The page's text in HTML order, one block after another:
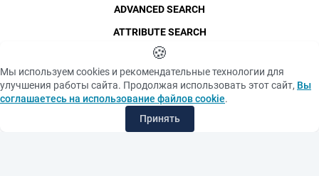
SPbPU
ADVANCED SEARCH
ATTRIBUTE SEARCH
CONTACTS
THE FUNDAMENTAL LIBRARY
LAST ARRIVALS
MOST REQUESTED ITEMS
🍪
Мы используем cookies и рекомендательные технологии для
улучшения работы сайта. Продолжая использовать этот сайт, Вы
соглашаетесь на использование файлов cookie.
Принять